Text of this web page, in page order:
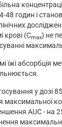
48 годин і
крові (Сmах) не
їжі абсорбція
у дозі
максимальної
AUC - на